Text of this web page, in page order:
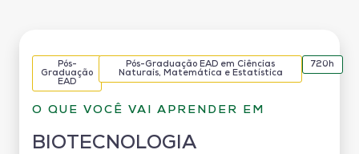
Pós-
Graduação
EAD
Pós-Graduação EAD em Ciências
Naturais, Matemática e Estatística
720h
O QUE VOCÊ VAI APRENDER EM
BIOTECNOLOGIA